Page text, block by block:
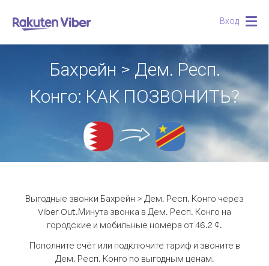
Вход
Бахрейн > Дем. Респ.
Конго: КАК ПОЗВОНИТЬ?
Выгодные звонки Бахрейн > Дем. Респ. Конго через
Viber Out.Минута звонка в Дем. Респ. Конго на
городские и мобильные номера от 46.2 ¢.
Пополните счёт или подключите тариф и звоните в
Дем. Респ. Конго по выгодным ценам.